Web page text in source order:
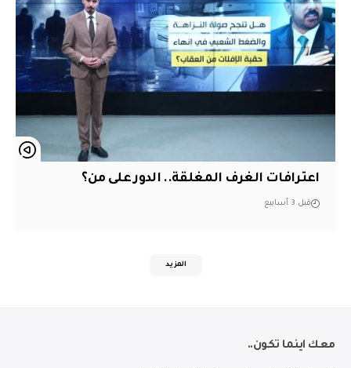
اعترافات الغرف المغلقة.. الدور على من؟
قبل 3 أسابيع
المزيد
معك اينما تكون..